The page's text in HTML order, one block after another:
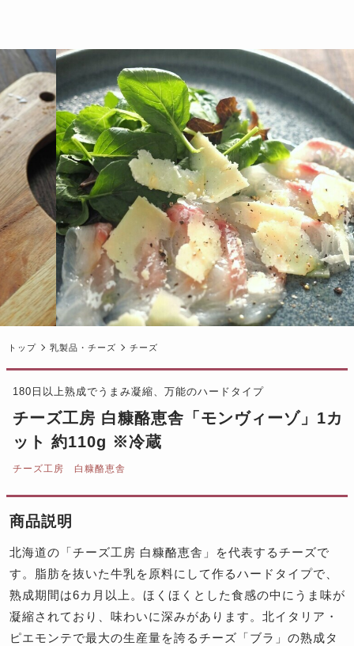
トップ 乳製品・チーズ チーズ
180日以上熟成でうまみ凝縮、万能のハードタイプ
チーズ工房 白糠酪恵舎「モンヴィーゾ」1カ
ット 約110g ※冷蔵
チーズ工房 白糠酪恵舎
商品説明
北海道の「チーズ工房 白糠酪恵舎」を代表するチーズで
す。脂肪を抜いた牛乳を原料にして作るハードタイプで、
熟成期間は6カ月以上。ほくほくとした食感の中にうま味が
凝縮されており、味わいに深みがあります。北イタリア・
ピエモンテで最大の生産量を誇るチーズ「ブラ」の熟成タ